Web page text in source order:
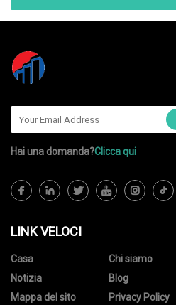
Hai una domanda?Clicca qui
LINK VELOCI
Casa Chi siamo
Notizia
Blog
Mappa del sito
Privacy Policy